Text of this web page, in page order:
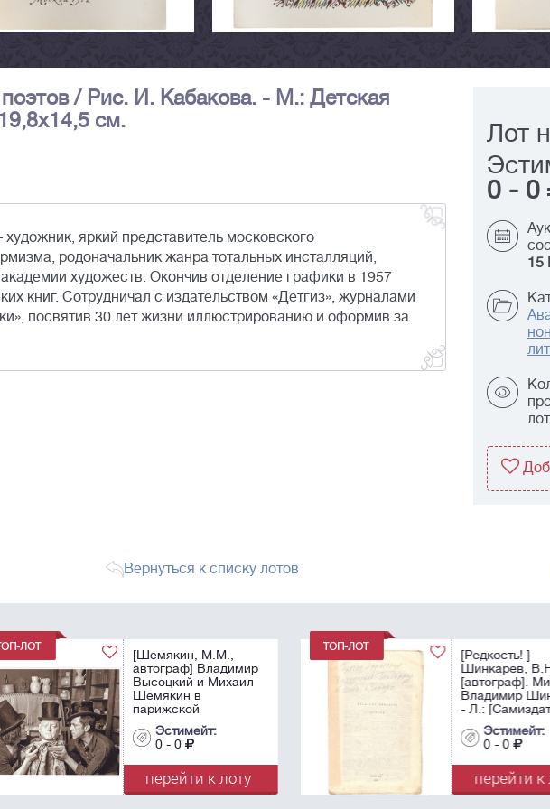
/ Рис. И. Кабакова. - М.: Детская
см.
яркий представитель московского
родоначальник жанра тотальных инсталляций,
художеств. Окончив отделение графики в 1957
книг. Сотрудничал с издательством «Детгиз», журналами
посвятив 30 лет жизни иллюстрированию и оформив за
Лот
0 - 0
15
Вернуться к списку лотов
...
[Редкость! ]
Шинкарев, В.Н.
[автограф]. Митьки /
см.
перейти к лоту